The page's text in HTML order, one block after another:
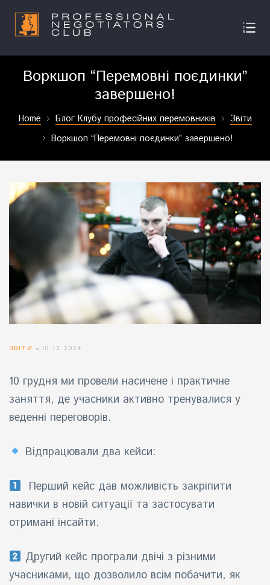
Воркшоп “Перемовні поєдинки”
завершено!
Home Блог Клубу професійних перемовників
Звіти
Воркшоп “Перемовні поєдинки” завершено!
ЗВІТИ 10.12.2024
10 грудня ми провели насичене і практичне
заняття, де учасники активно тренувалися у
веденні переговорів.
Відпрацювали два кейси:
Перший кейс дав можливість закріпити
навички в новій ситуації та застосувати
отримані інсайти.
Другий кейс програли двічі з різними
учасниками, що дозволило всім побачити, як